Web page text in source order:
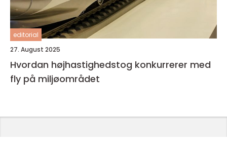
editorial
27. August 2025
Hvordan højhastighedstog konkurrerer med
fly på miljøområdet